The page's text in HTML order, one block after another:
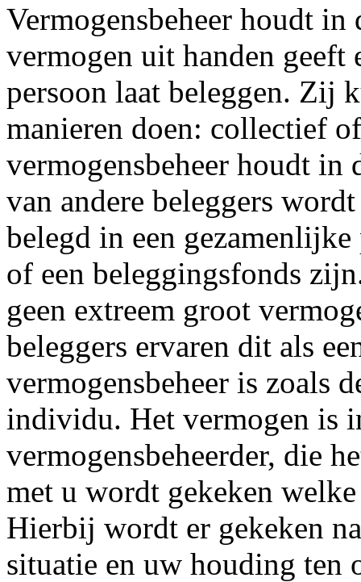
Vermogensbeheer houdt
vermogen uit handen geeft
persoon laat beleggen. Zij
manieren doen: collectief
vermogensbeheer houdt in
van andere beleggers
belegd in een
of een beleggingsfonds
geen extreem groot
beleggers ervaren dit als
vermogensbeheer is zoals
individu. Het vermogen is
vermogensbeheerder, die
met u wordt gekeken
Hierbij wordt er gekeken
situatie en uw houding ten